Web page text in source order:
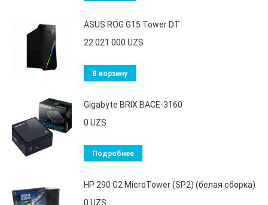
ASUS ROG G15 Tower DT
22 021 000 UZS
В корзину
Gigabyte BRIX BACE-3160
0 UZS
Подробнее
HP 290 G2 MicroTower (SP2) (белая сборка)
0 UZS